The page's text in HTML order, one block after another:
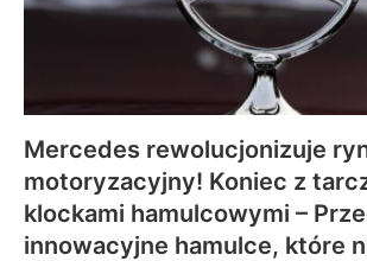
Mercedes rewolucjonizuje
motoryzacyjny! Koniec z
klockami hamulcowymi –
innowacyjne hamulce, które